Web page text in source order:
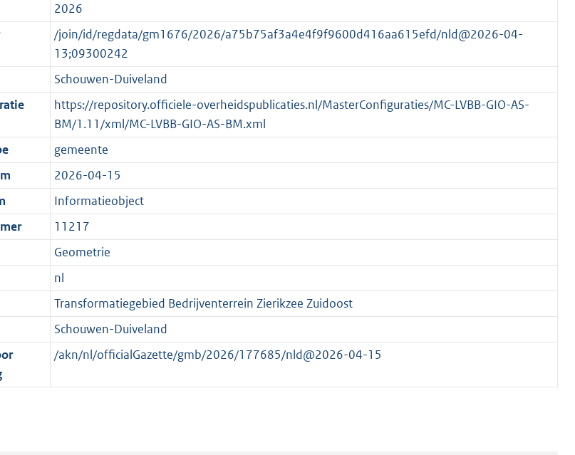
s
g
r
o
o
t
t
e
:
2
K
b
2026
/join/id/regdata/gm1676/2026/a75b75af3a4e4f9f9600d416aa615efd/nld@2026-04-
13;09300242
Schouwen-Duiveland
https://repository.officiele-overheidspublicaties.nl/MasterConfiguraties/MC-LVBB-GIO-AS-
BM/1.11/xml/MC-LVBB-GIO-AS-BM.xml
gemeente
2026-04-15
Informatieobject
11217
Geometrie
nl
Transformatiegebied Bedrijventerrein Zierikzee Zuidoost
Schouwen-Duiveland
/akn/nl/officialGazette/gmb/2026/177685/nld@2026-04-15